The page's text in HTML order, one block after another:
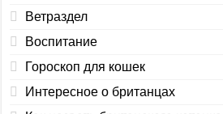
Ветраздел
Воспитание
Гороскоп для кошек
Интересное о британцах